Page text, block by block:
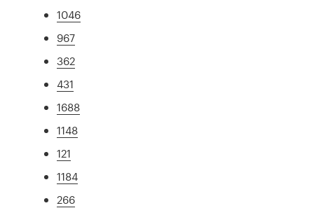
1046
967
362
431
1688
1148
121
1184
266